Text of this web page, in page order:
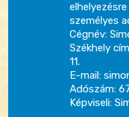
személyes
Cégnév:
Székhely
11.
E-mail:
Adószám:
Képviseli: